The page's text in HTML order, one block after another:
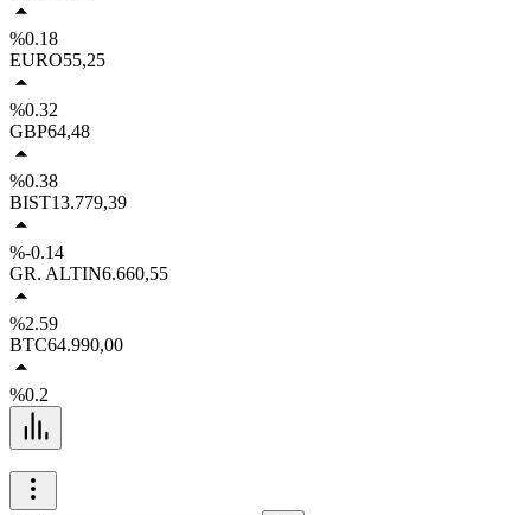
%0.18
EURO55,25
%0.32
GBP64,48
%0.38
BIST13.779,39
%-0.14
GR. ALTIN6.660,55
%2.59
BTC64.990,00
%0.2